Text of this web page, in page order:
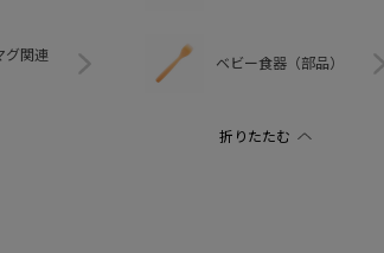
グ関連
ベビー食器（部品）